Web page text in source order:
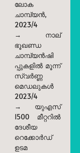
ലോക
ചാമ്പ്യൻ,
2023/4
→ നാല്
ഭൂഖണ്ഡ
ചാമ്പ്യൻഷി
പ്പുകളിൽ മൂന്ന്
സ്വർണ്ണ
മെഡലുകൾ
2023/4
→ യുഎസ്
1500 മീറ്ററിൽ
ദേശീയ
റെക്കോർഡ്
ഉടമ